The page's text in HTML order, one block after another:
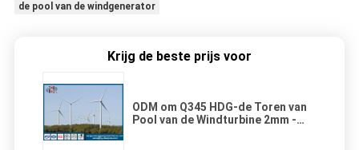
de pool van de windgenerator
Krijg de beste prijs voor
ODM om Q345 HDG-de Toren van
Pool van de Windturbine 2mm -